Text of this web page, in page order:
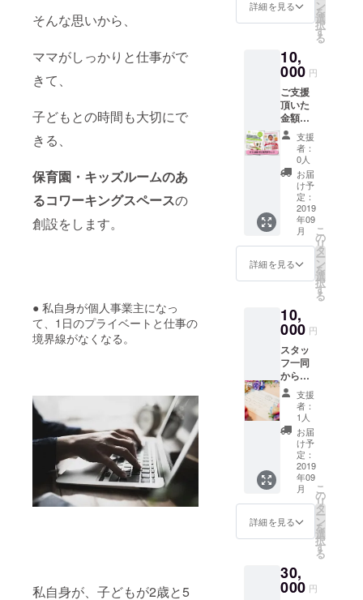
そんな思いから、
ママがしっかりと仕事がで
きて、
子どもとの時間も大切にで
きる、
保育園・キッズルームのあ
るコワーキングスペースの
創設をします。
● 私自身が個人事業主になっ
て、1日のプライベートと仕事の
境界線がなくなる。
私自身が、子どもが2歳と5
ママパパさ
て仕事をす
ることがで
きます。
※園児の
みの利
用とな
りま
す。要
予約。
※入会手
続き、
入会費
用が別
途にか
かる場
合があ
りま
す。ご
了承く
ださ
い。ご
500円単
りま
す。お
出ませ
ん。 ※
有効期
限1年
りま
す。 ま
設内
に、ご
支援者
のお名
前とお
写真
（頂け
た場合
に）を
掲載し
ます。
（6か月
間） ※
支援
時、必
ず備考
欄にご
入くだ
さい。
詳細を見る ン
を
選
択
す
る
10,
000 円
ご支援
頂いた
金額以
上の
サービ
スとな
りま
す！ ぜ
ひ、ご
利用く
ださ
い。 ・
コワー
キング
スペー
ス利用
飲食販
売、物
販、イ
ベント
会費、
にはご
利用で
きませ
ん ・保
育園一
時保育
利用券
（8か
月-2歳
児ま
で）
※園児の
みの利
用とな
支援
者：
0人
お届
け予
定：
2019
年09
月
詳細を見る
こ
の
リ
タ
ー
ン
を
選
択
す
る
10,
000 円
スタッ
フ一同
からの
お礼の
お手紙
とオリ
ジナル
ステッ
カー、
利用者
様から
のご意
見や感
想も送
ります
（1
また、
施設内
に、ご
支援
者：
1人
お届
け予
定：
2019
年09
月
詳細を見る
こ
の
リ
タ
ー
ン
を
選
択
す
る
30,
000 円